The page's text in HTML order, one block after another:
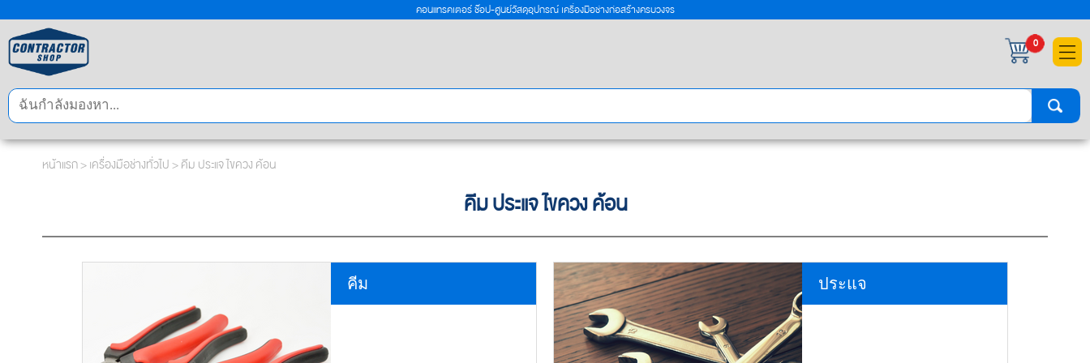
×
คอนแทรคเตอร์ ช๊อป-ศูนย์วัสดุอุปกรณ์ เครื่องมือช่างก่อสร้างครบวงจร
0
หน้าแรก>เครื่องมือช่างทั่วไป>คีม ประแจ ไขควง ค้อน
คีม ประแจ ไขควง ค้อน
คีม ประแจ